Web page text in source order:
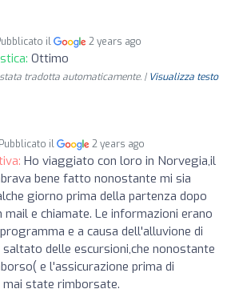
il 2 years ago
Ottimo
tradotta automaticamente. | Visualizza testo
Pubblicato il 2 years ago
Ho viaggiato con loro in Norvegia,il
bene fatto nonostante mi sia
giorno prima della partenza dopo
e chiamate. Le informazioni erano
e a causa dell'alluvione di
delle escursioni,che nonostante
e l'assicurazione prima di
state rimborsate.